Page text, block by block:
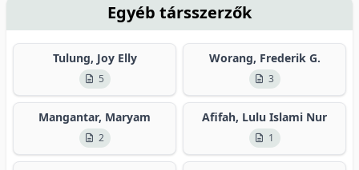
Egyéb társszerzők
Tulung, Joy Elly
5
Worang, Frederik G.
3
Mangantar, Maryam
2
Afifah, Lulu Islami Nur
1